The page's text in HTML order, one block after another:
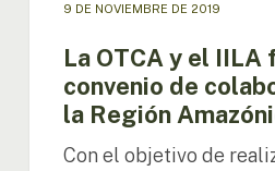
9 DE NOVIEMBRE DE 2019
La OTCA y el IILA
convenio de
la Región
Con el objetivo de